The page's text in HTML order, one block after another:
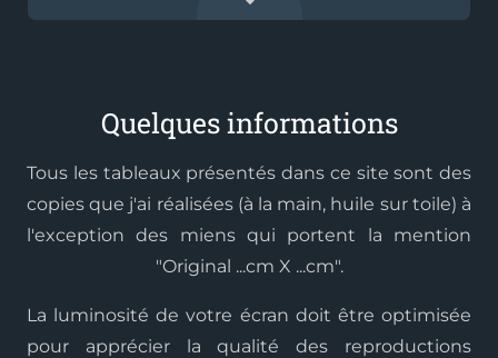
Quelques informations
Tous les tableaux présentés dans ce site sont des
copies que j'ai réalisées (à la main, huile sur toile) à
l'exception des miens qui portent la mention
"Original ...cm X ...cm".
La luminosité de votre écran doit être optimisée
pour apprécier la qualité des reproductions